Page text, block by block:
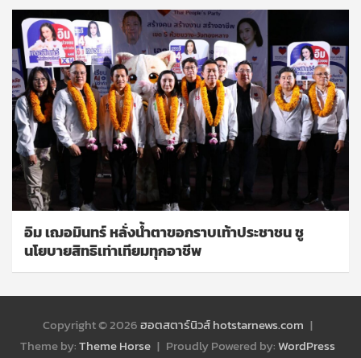
อิม เฌอมินทร์ หลั่งน้ำตาขอกราบเท้าประชาชน ชู
นโยบายสิทธิเท่าเทียมทุกอาชีพ
Copyright © 2026ฮอตสตาร์นิวส์ hotstarnews.com
Theme by:Theme Horse Proudly Powered by:WordPress